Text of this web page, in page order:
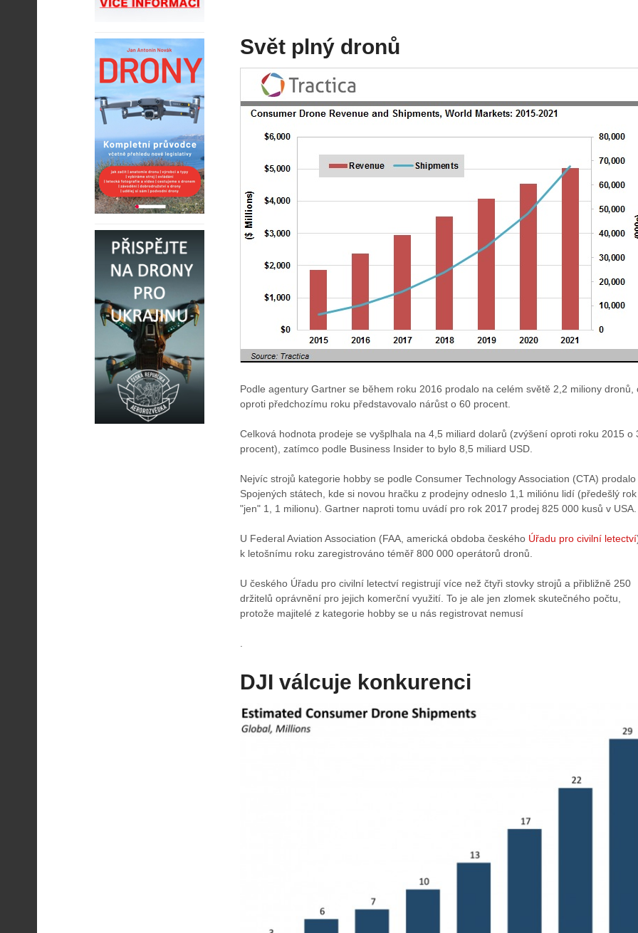
Svět plný dronů
Podle agentury Gartner se během roku 2016 prodalo na celém světě 2,2 miliony dronů,
oproti předchozímu roku představovalo nárůst o 60 procent.
Celková hodnota prodeje se vyšplhala na 4,5 miliard dolarů (zvýšení oproti roku 2015 o
procent), zatímco podle Business Insider to bylo 8,5 miliard USD.
Nejvíc strojů kategorie hobby se podle Consumer Technology Association (CTA) prodalo
Spojených státech, kde si novou hračku z prodejny odneslo 1,1 miliónu lidí (předešlý rok
"jen" 1, 1 milionu). Gartner naproti tomu uvádí pro rok 2017 prodej 825 000 kusů v USA.
U Federal Aviation Association (FAA, americká obdoba českého Úřadu pro civilní letectví
k letošnímu roku zaregistrováno téměř 800 000 operátorů dronů.
U českého Úřadu pro civilní letectví registrují více než čtyři stovky strojů a přibližně 250
držitelů oprávnění pro jejich komerční využití. To je ale jen zlomek skutečného počtu,
protože majitelé z kategorie hobby se u nás registrovat nemusí
.
DJI válcuje konkurenci